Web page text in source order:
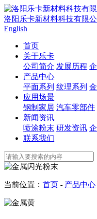
洛阳乐卡新材料科技有限公
English
首页
关于乐卡
公司简介 发展历程
产品中心
平面系列 纹理系列
应用场景
钢制家居 汽车零部件
新闻资讯
喷涂粉末 研发资讯
联系我们
当前位置： 首页 - 产品中心